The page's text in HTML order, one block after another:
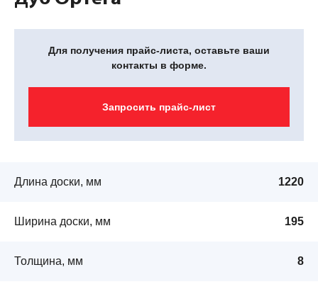
Для получения прайс-листа, оставьте ваши
контакты в форме.
Запросить прайс-лист
Длина доски, мм 1220
Ширина доски, мм 195
Толщина, мм 8